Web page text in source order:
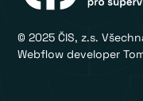
© 2025 ČIS, z.s.
Webflow developer